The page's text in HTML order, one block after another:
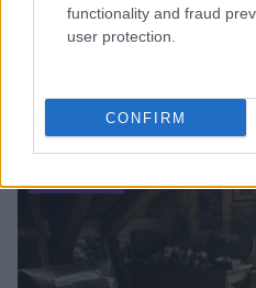
functionality and fraud
user protection.
CONFIRM
capital nel primo semestre
Andrea Conforti · 6 Ago 2026